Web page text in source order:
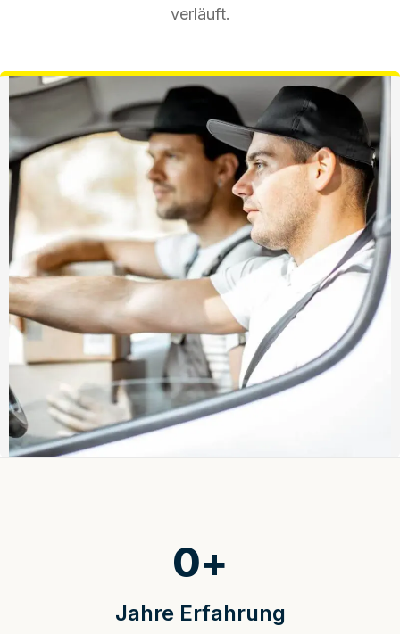
verläuft.
Jahre Erfahrung
0+